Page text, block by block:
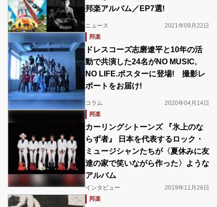
邦楽アルバム／EP7選!
ニュース
2021年09月22日
邦楽
ドレスコーズ志磨遼平と10年の活
動で共演した24名がNO MUSIC,
NO LIFE.ポスターに登場! 撮影レ
ポートをお届け!
コラム
2020年04月14日
邦楽
カーリングシトーンズ 『氷上のな
らず者』 日本を代表するロック・
ミュージシャンたちが〈夏休みに友
達の家で笑いながら作った〉ような
アルバム
インタビュー
2019年11月26日
邦楽